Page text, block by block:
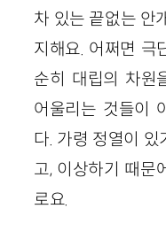
차 있는 끝없는 안
지해요. 어쩌면 극
순히 대립의 차원
어울리는 것들이
다. 가령 정열이 있
고, 이상하기 때문
로요.